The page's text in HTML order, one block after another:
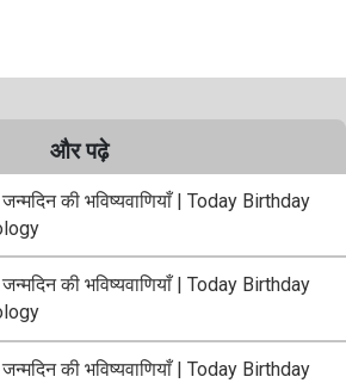
और पढ़े
की भविष्यवाणियाँ | Today Birthday
की भविष्यवाणियाँ | Today Birthday
की भविष्यवाणियाँ | Today Birthday